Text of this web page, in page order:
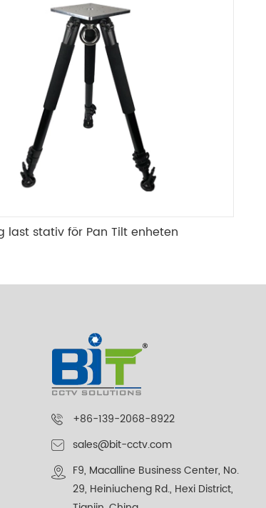
last stativ för Pan Tilt enheten
+86-139-2068-8922
sales@bit-cctv.com
F9, Macalline Business Center, No.
29, Heiniucheng Rd., Hexi District,